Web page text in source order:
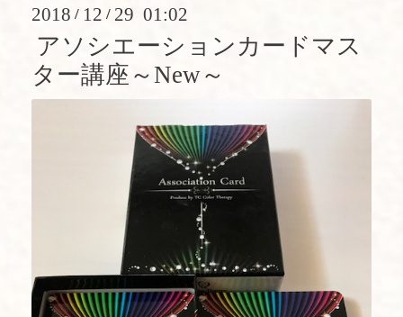
2018 / 12 / 29 01:02
アソシエーションカードマス
ター講座～New～